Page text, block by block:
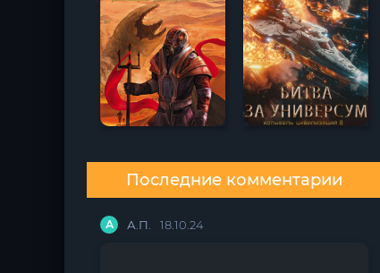
Последние комментарии
А А.П. 18.10.24